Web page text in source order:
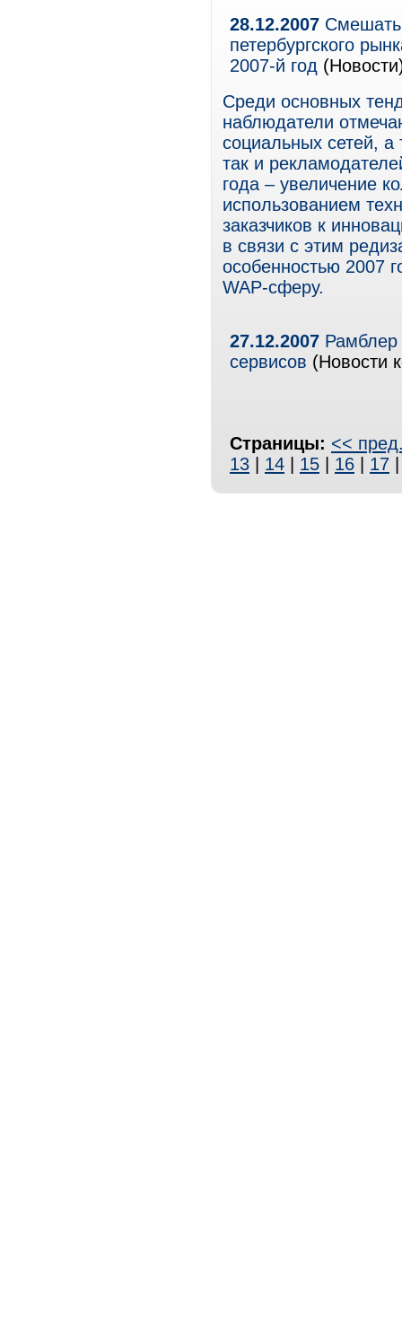
28.12.2007
петербургского
2007-й год
Среди основных
наблюдатели
социальных сетей, а
так и
года – увеличение
использованием
заказчиков к
в связи с этим
особенностью 2007
WAP-сферу.
27.12.2007 Рамблер
сервисов (Новости
Страницы: <<
13
14 15 16 17